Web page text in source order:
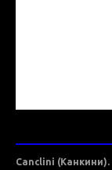
Canclini (Канкини).